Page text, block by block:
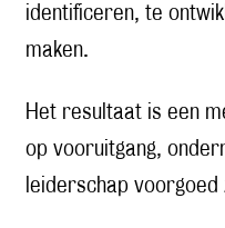
identificeren, te
maken.
Het resultaat is een
op vooruitgang,
leiderschap